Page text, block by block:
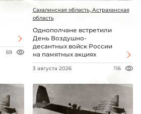
69
Сахалинская область, Астраханская
область
Однополчане встретили
День Воздушно-
десантных войск России
на памятных акциях
3 августа 2026 116